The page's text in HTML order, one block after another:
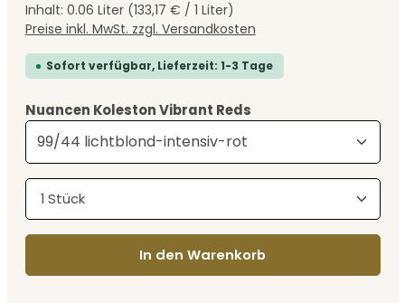
Inhalt: 0.06 Liter (133,17 € / 1 Liter)
Preise inkl. MwSt. zzgl. Versandkosten
Sofort verfügbar, Lieferzeit: 1-3 Tage
Nuancen Koleston Vibrant Redsauswählen
Produkt Anzahl: Gib den gewünschten Wert
In den Warenkorb